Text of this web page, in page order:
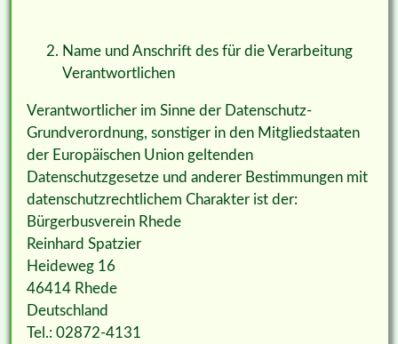
Name und Anschrift des für die Verarbeitung
Verantwortlichen
Verantwortlicher im Sinne der Datenschutz-
Grundverordnung, sonstiger in den Mitgliedstaaten
der Europäischen Union geltenden
Datenschutzgesetze und anderer Bestimmungen mit
datenschutzrechtlichem Charakter ist der:
Bürgerbusverein Rhede
Reinhard Spatzier
Heideweg 16
46414 Rhede
Deutschland
Tel.: 02872-4131